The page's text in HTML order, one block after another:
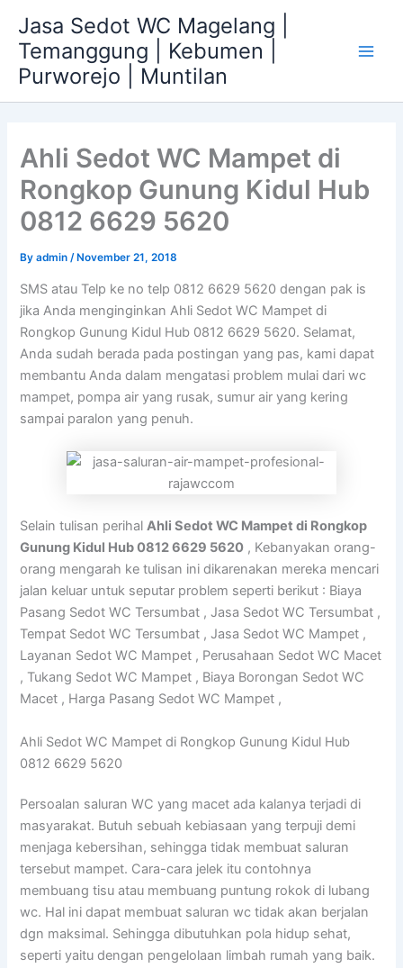
content
Jasa Sedot WC Magelang |
Temanggung | Kebumen |
Purworejo | Muntilan
Ahli Sedot WC Mampet di
Rongkop Gunung Kidul Hub
0812 6629 5620
Byadmin/ November 21, 2018
SMS atau Telp ke no telp 0812 6629 5620 dengan pak is
jika Anda menginginkan Ahli Sedot WC Mampet di
Rongkop Gunung Kidul Hub 0812 6629 5620. Selamat,
Anda sudah berada pada postingan yang pas, kami dapat
membantu Anda dalam mengatasi problem mulai dari wc
mampet, pompa air yang rusak, sumur air yang kering
sampai paralon yang penuh.
Selain tulisan perihalAhli Sedot WC Mampet di Rongkop
Gunung Kidul Hub 0812 6629 5620 , Kebanyakan orang-
orang mengarah ke tulisan ini dikarenakan mereka mencari
jalan keluar untuk seputar problem seperti berikut : Biaya
Pasang Sedot WC Tersumbat , Jasa Sedot WC Tersumbat ,
Tempat Sedot WC Tersumbat , Jasa Sedot WC Mampet ,
Layanan Sedot WC Mampet , Perusahaan Sedot WC Macet
, Tukang Sedot WC Mampet , Biaya Borongan Sedot WC
Macet , Harga Pasang Sedot WC Mampet ,
Ahli Sedot WC Mampet di Rongkop Gunung Kidul Hub
0812 6629 5620
Persoalan saluran WC yang macet ada kalanya terjadi di
masyarakat. Butuh sebuah kebiasaan yang terpuji demi
menjaga kebersihan, sehingga tidak membuat saluran
tersebut mampet. Cara-cara jelek itu contohnya
membuang tisu atau membuang puntung rokok di lubang
wc. Hal ini dapat membuat saluran wc tidak akan berjalan
dgn maksimal. Sehingga dibutuhkan pola hidup sehat,
seperti yaitu dengan pengelolaan limbah rumah yang baik.